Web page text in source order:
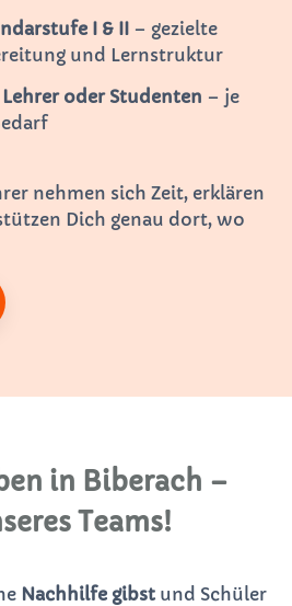
I & II – gezielte
und Lernstruktur
oder Studenten – je
nehmen sich Zeit, erklären
Dich genau dort, wo
in Biberach –
Teams!
Nachhilfe gibst und Schüler